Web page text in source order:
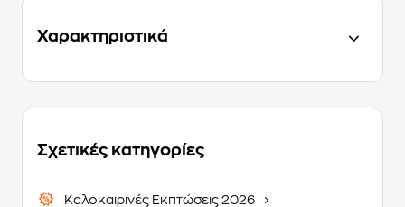
Χαρακτηριστικά
Σχετικές κατηγορίες
Καλοκαιρινές Εκπτώσεις 2026